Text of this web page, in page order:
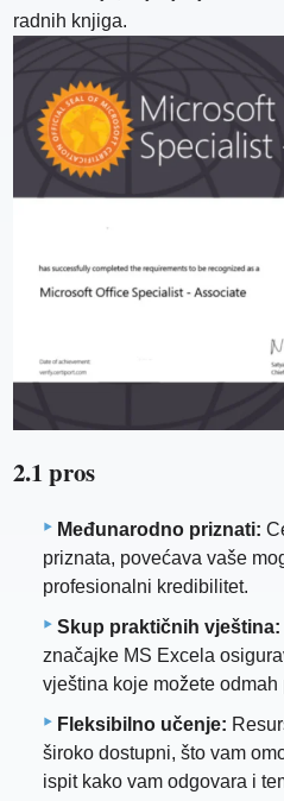
radnih knjiga.
2.1 pros
Međunarodno priznati:
priznata, povećava vaše
profesionalni kredibilitet.
Skup praktičnih vještina:
značajke MS Excela
vještina koje možete
Fleksibilno učenje:
široko dostupni, što vam
ispit kako vam odgovara i